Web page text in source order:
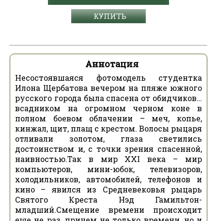
КУПИТЬ
Аннотация
Несостоявшаяся фотомодель студентка
Илона Щербатова вечером на пляже южного
русского города была спасена от обидчиков…
всадником на огромном черном коне в
полном боевом облачении – меч, копье,
кинжал, щит, плащ с крестом. Волосы рыцаря
отливали золотом, глаза светились
достоинством и, с точки зрения спасенной,
наивностью.Так в мир XXI века – мир
компьютеров, мини-юбок, телевизоров,
холодильников, автомобилей, телефонов и
кино – явился из Средневековья рыцарь
Святого Креста Нэд Гамильтон-
младший.Смещение времени происходит